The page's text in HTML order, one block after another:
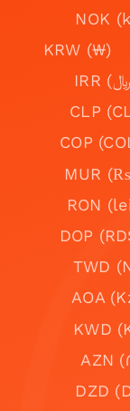
NOK
KRW (₩)
CLP
COP
MUR
RON
DOP
TWD
AOA
KWD
AZN
DZD